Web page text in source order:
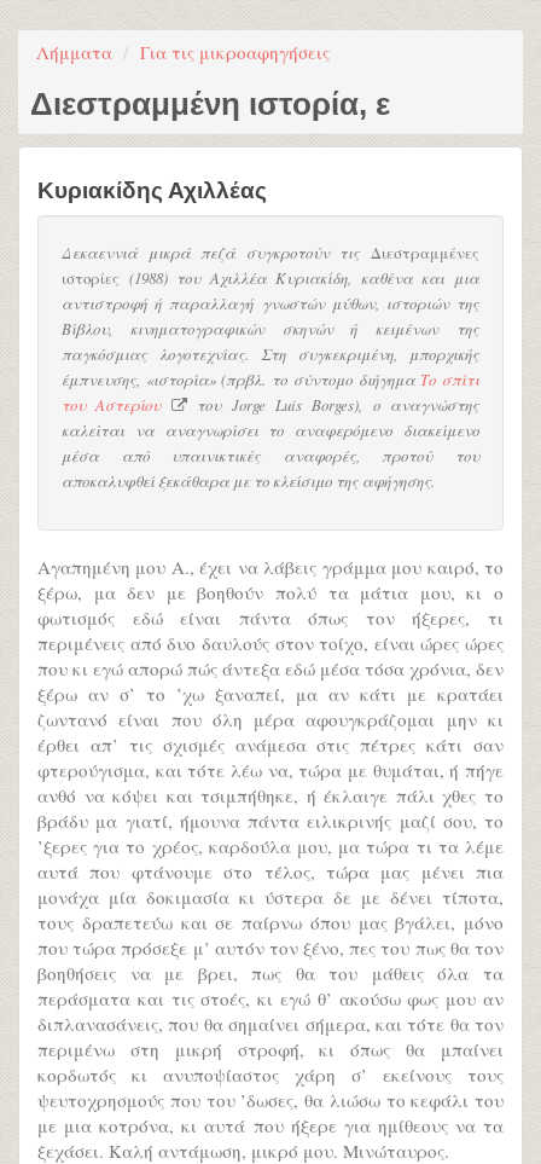
Λήμματα Για τις μικροαφηγήσεις
Διεστραμμένη ιστορία, ε
Κυριακίδης Αχιλλέας
Δεκαεννιά μικρά πεζά συγκροτούν τις Διεστραμμένες
ιστορίες (1988) του Αχιλλέα Κυριακίδη, καθένα και μια
αντιστροφή ή παραλλαγή γνωστών μύθων, ιστοριών της
Βίβλου, κινηματογραφικών σκηνών ή κειμένων της
παγκόσμιας λογοτεχνίας. Στη συγκεκριμένη, μπορχικής
έμπνευσης, «ιστορία» (πρβλ. το σύντομο διήγημα Το σπίτι
του Αστερίου
του Jorge Luis Borges), ο αναγνώστης
καλείται να αναγνωρίσει το αναφερόμενο διακείμενο
μέσα από υπαινικτικές αναφορές, προτού του
αποκαλυφθεί ξεκάθαρα με το κλείσιμο της αφήγησης.
Αγαπημένη μου Α., έχει να λάβεις γράμμα μου καιρό, το
ξέρω, μα δεν με βοηθούν πολύ τα μάτια μου, κι ο
φωτισμός εδώ είναι πάντα όπως τον ήξερες, τι
περιμένεις από δυο δαυλούς στον τοίχο, είναι ώρες ώρες
που κι εγώ απορώ πώς άντεξα εδώ μέσα τόσα χρόνια, δεν
ξέρω αν σ’ το ’χω ξαναπεί, μα αν κάτι με κρατάει
ζωντανό είναι που όλη μέρα αφουγκράζομαι μην κι
έρθει απ’ τις σχισμές ανάμεσα στις πέτρες κάτι σαν
φτερούγισμα, και τότε λέω να, τώρα με θυμάται, ή πήγε
ανθό να κόψει και τσιμπήθηκε, ή έκλαιγε πάλι χθες το
βράδυ μα γιατί, ήμουνα πάντα ειλικρινής μαζί σου, το
’ξερες για το χρέος, καρδούλα μου, μα τώρα τι τα λέμε
αυτά που φτάνουμε στο τέλος, τώρα μας μένει πια
μονάχα μία δοκιμασία κι ύστερα δε με δένει τίποτα,
τους δραπετεύω και σε παίρνω όπου μας βγάλει, μόνο
που τώρα πρόσεξε μ’ αυτόν τον ξένο, πες του πως θα τον
βοηθήσεις να με βρει, πως θα του μάθεις όλα τα
περάσματα και τις στοές, κι εγώ θ’ ακούσω φως μου αν
διπλανασάνεις, που θα σημαίνει σήμερα, και τότε θα τον
περιμένω στη μικρή στροφή, κι όπως θα μπαίνει
κορδωτός κι ανυποψίαστος χάρη σ’ εκείνους τους
ψευτοχρησμούς που του ’δωσες, θα λιώσω το κεφάλι του
με μια κοτρόνα, κι αυτά που ήξερε για ημίθεους να τα
ξεχάσει. Καλή αντάμωση, μικρό μου. Μινώταυρος.